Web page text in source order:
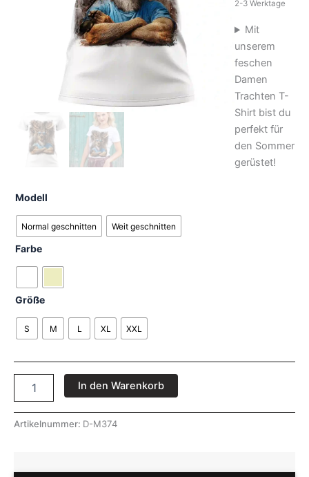
2-3 Werktage
Mit
unserem
feschen
Damen
Trachten T-
Shirt bist du
perfekt für
den Sommer
gerüstet!
Modell
Normal geschnitten Weit geschnitten
Farbe
Größe
S M L XL XXL
In den Warenkorb
Artikelnummer: D-M374